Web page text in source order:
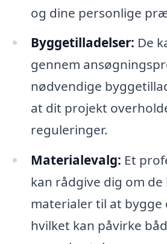
og dine personlige
Byggetilladelser: De
gennem
nødvendige
at dit projekt
reguleringer.
Materialevalg: Et
kan rådgive dig om de
materialer til at bygge
hvilket kan påvirke